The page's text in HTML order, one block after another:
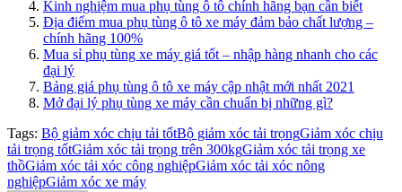
Kinh nghiệm mua phụ tùng ô tô chính hãng bạn cần biết
Địa điểm mua phụ tùng ô tô xe máy đảm bảo chất lượng –
chính hãng 100%
Mua sỉ phụ tùng xe máy giá tốt – nhập hàng nhanh cho các
đại lý
Bảng giá phụ tùng ô tô xe máy cập nhật mới nhất 2021
Mở đại lý phụ tùng xe máy cần chuẩn bị những gì?
Tags: Bộ giảm xóc chịu tải tốtBộ giảm xóc tải trọngGiảm xóc chịu
tải trọng tốtGiảm xóc tải trọng trên 300kgGiảm xóc tải trọng xe
thồGiảm xóc tải xóc công nghiệpGiảm xóc tải xóc nông
nghiệpGiảm xóc xe máy